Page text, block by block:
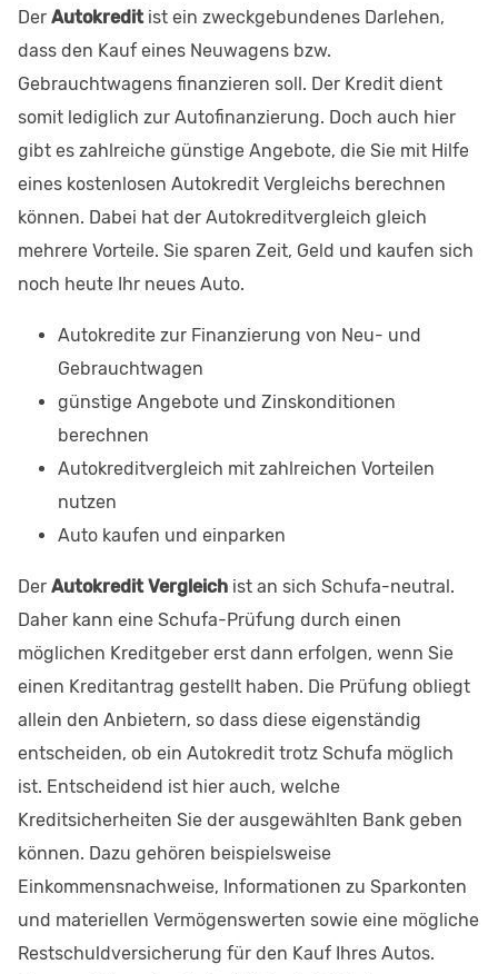
Der Autokreditist ein zweckgebundenes Darlehen,
dass den Kauf eines Neuwagens bzw.
Gebrauchtwagens finanzieren soll. Der Kredit dient
somit lediglich zur Autofinanzierung. Doch auch hier
gibt es zahlreiche günstige Angebote, die Sie mit Hilfe
eines kostenlosen Autokredit Vergleichs berechnen
können. Dabei hat der Autokreditvergleich gleich
mehrere Vorteile. Sie sparen Zeit, Geld und kaufen sich
noch heute Ihr neues Auto.
Autokredite zur Finanzierung von Neu- und
Gebrauchtwagen
günstige Angebote und Zinskonditionen
berechnen
Autokreditvergleich mit zahlreichen Vorteilen
nutzen
Auto kaufen und einparken
Der Autokredit Vergleich ist an sich Schufa-neutral.
Daher kann eine Schufa-Prüfung durch einen
möglichen Kreditgeber erst dann erfolgen, wenn Sie
einen Kreditantrag gestellt haben. Die Prüfung obliegt
allein den Anbietern, so dass diese eigenständig
entscheiden, ob ein Autokredit trotz Schufa möglich
ist. Entscheidend ist hier auch, welche
Kreditsicherheiten Sie der ausgewählten Bank geben
können. Dazu gehören beispielsweise
Einkommensnachweise, Informationen zu Sparkonten
und materiellen Vermögenswerten sowie eine mögliche
Restschuldversicherung für den Kauf Ihres Autos.